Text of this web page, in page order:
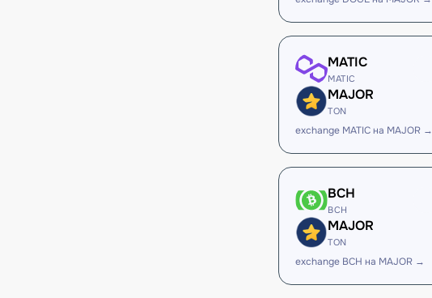
MATIC
MATIC
MAJOR
TON
exchange MATIC на MAJOR →
BCH
BCH
MAJOR
TON
exchange BCH на MAJOR →